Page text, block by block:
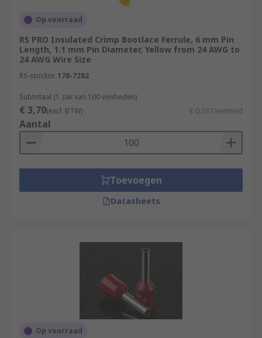
Op voorraad
RS PRO Insulated Crimp Bootlace Ferrule, 6 mm Pin
Length, 1.1 mm Pin Diameter, Yellow from 24 AWG to
24 AWG Wire Size
RS-stocknr. 178-7282
Subtotaal (1 zak van 100 eenheden)
€ 3,70(excl. BTW) € 0,037/eenheid
Aantal
Toevoegen
Datasheets
Op voorraad